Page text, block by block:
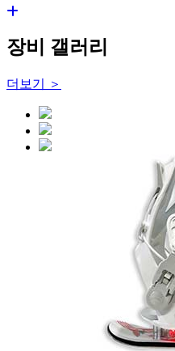
장비 갤러리
더보기 ＞